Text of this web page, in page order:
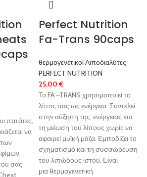
πατάτες,
να
των
σας
Perfect Nutrition
Fa-Trans 90caps
θερμογενετικοί Λιποδιαλύτες
PERFECT NUTRITION
25,00€
Το FA –TRANS χρησιμοποιεί το
λίπος σας ως ενέργεια. Συντελεί
στην αύξηση της ενέργειας και
τη μείωση του λίπους χωρίς να
αφαιρεί μυϊκή μάζα. Εμποδίζει το
σχηματισμό και τη συσσώρευση
του λιπώδους ιστού. Είναι
μια θερμογενετική